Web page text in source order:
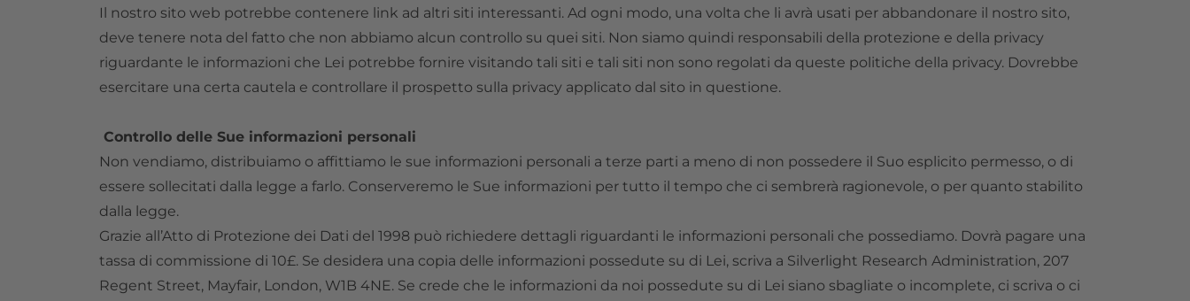
Il nostro sito web potrebbe contenere link ad altri siti interessanti. Ad ogni modo, una volta che li avrà usati per abbandonare il nostro sito,
deve tenere nota del fatto che non abbiamo alcun controllo su quei siti. Non siamo quindi responsabili della protezione e della privacy
riguardante le informazioni che Lei potrebbe fornire visitando tali siti e tali siti non sono regolati da queste politiche della privacy. Dovrebbe
esercitare una certa cautela e controllare il prospetto sulla privacy applicato dal sito in questione.
Controllo delle Sue informazioni personali
Non vendiamo, distribuiamo o affittiamo le sue informazioni personali a terze parti a meno di non possedere il Suo esplicito permesso, o di
essere sollecitati dalla legge a farlo. Conserveremo le Sue informazioni per tutto il tempo che ci sembrerà ragionevole, o per quanto stabilito
dalla legge.
Grazie all’Atto di Protezione dei Dati del 1998 può richiedere dettagli riguardanti le informazioni personali che possediamo. Dovrà pagare una
tassa di commissione di 10£. Se desidera una copia delle informazioni possedute su di Lei, scriva a Silverlight Research Administration, 207
Regent Street, Mayfair, London, W1B 4NE. Se crede che le informazioni da noi possedute su di Lei siano sbagliate o incomplete, ci scriva o ci